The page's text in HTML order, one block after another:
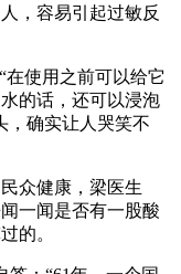
，容易引起过敏反
在使用之前可以给它
的话，还可以浸泡
，确实让人哭笑不
众健康，梁医生
一闻是否有一股酸
的。